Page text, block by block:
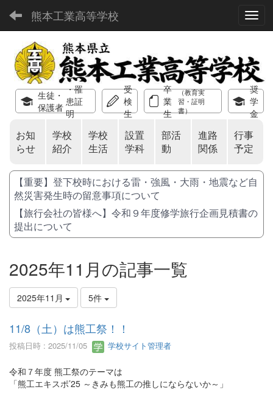
熊本工業高等学校
生徒・
保護者
・罹
患証
明
受
検
生
卒
業
生
（教育実
習・証明
書）
奨
学
金
お知
らせ
学校
紹介
学校
生活
設置
学科
部活
動
進路
関係
行事
予定
【重要】登下校時における雷・強風・大雨・地震など自
然災害発生時の留意事項について
【旅行会社の皆様へ】令和９年度修学旅行企画見積書の
提出について
2025年11月の記事一覧
2025年11月 5件
11/8（土）は熊工祭！！
投稿日時 : 2025/11/05 学校サイト管理者
令和７年度 熊工祭のテーマは
「熊工エキスポ’25 ～きみも熊工の推しにならないか～」